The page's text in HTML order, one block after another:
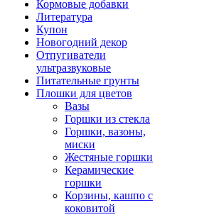
Кормовые добавки
Литература
Купон
Новогодний декор
Отпугиватели
ультразвуковые
Питательные грунты
Плошки для цветов
Вазы
Горшки из стекла
Горшки, вазоны,
миски
Жестяные горшки
Керамические
горшки
Корзины, кашпо с
коковитой